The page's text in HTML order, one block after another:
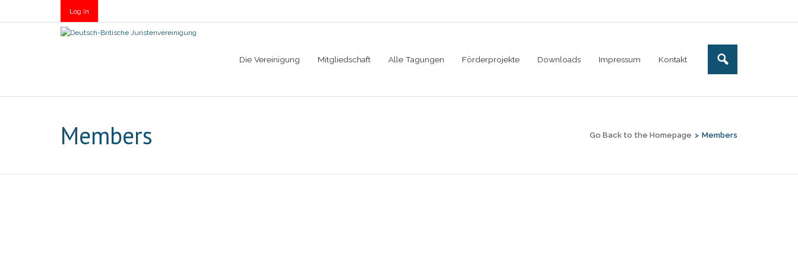
Log In
Die Vereinigung Mitgliedschaft Alle Tagungen Förderprojekte Downloads Impressum Kontakt
Members Go Back to the Homepage > Members